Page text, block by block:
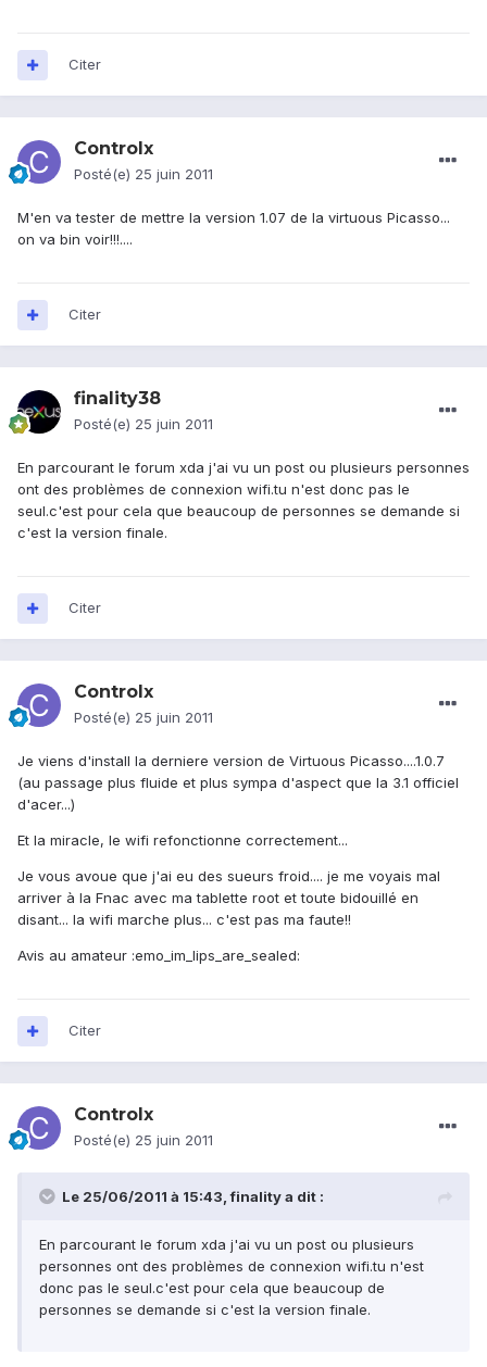
Citer
Controlx
Posté(e) 25 juin 2011
M'en va tester de mettre la version 1.07 de la virtuous Picasso...
on va bin voir!!!....
Citer
finality38
Posté(e) 25 juin 2011
En parcourant le forum xda j'ai vu un post ou plusieurs personnes
ont des problèmes de connexion wifi.tu n'est donc pas le
seul.c'est pour cela que beaucoup de personnes se demande si
c'est la version finale.
Citer
Controlx
Posté(e) 25 juin 2011
Je viens d'install la derniere version de Virtuous Picasso....1.0.7
(au passage plus fluide et plus sympa d'aspect que la 3.1 officiel
d'acer...)
Et la miracle, le wifi refonctionne correctement...
Je vous avoue que j'ai eu des sueurs froid.... je me voyais mal
arriver à la Fnac avec ma tablette root et toute bidouillé en
disant... la wifi marche plus... c'est pas ma faute!!
Avis au amateur :emo_im_lips_are_sealed:
Citer
Controlx
Posté(e) 25 juin 2011
Le 25/06/2011 à 15:43, finality a dit :
En parcourant le forum xda j'ai vu un post ou plusieurs
personnes ont des problèmes de connexion wifi.tu n'est
donc pas le seul.c'est pour cela que beaucoup de
personnes se demande si c'est la version finale.